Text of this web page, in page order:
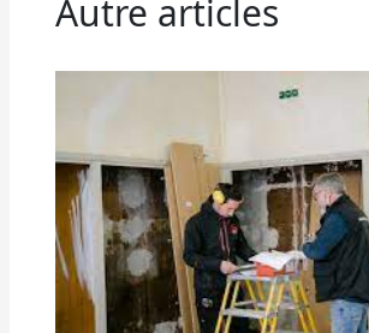
Autre articles